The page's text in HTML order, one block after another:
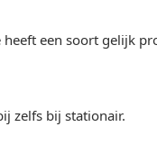
heeft een soort gelijk
zelfs bij stationair.